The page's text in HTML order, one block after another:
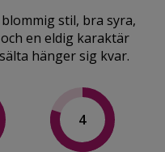
stil, bra syra,
en eldig karaktär
hänger sig kvar.
4